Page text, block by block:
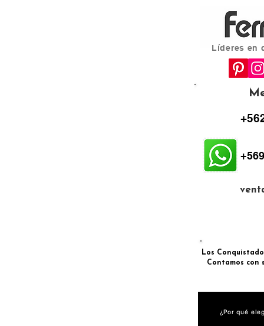
Los
Contamos con
Líderes en
¿Por qué